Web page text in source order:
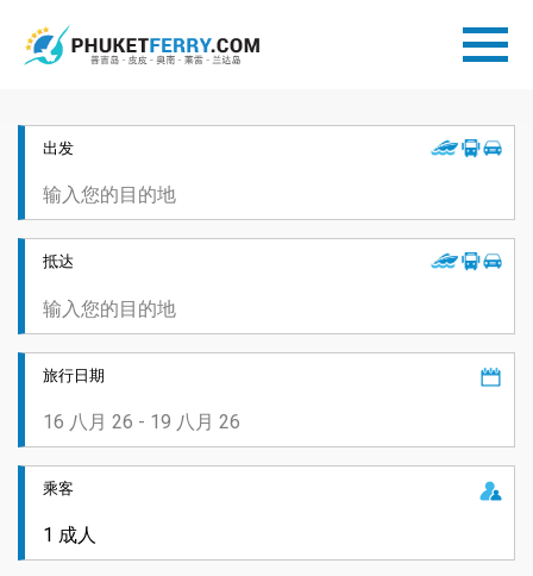
出发
抵达
旅行日期
乘客